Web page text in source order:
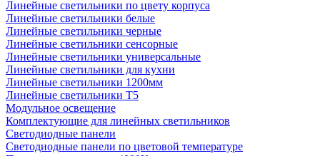
Линейные светильники по цвету корпуса
Линейные светильники белые
Линейные светильники черные
Линейные светильники сенсорные
Линейные светильники универсальные
Линейные светильники для кухни
Линейные светильники 1200мм
Линейные светильники Т5
Модульное освещение
Комплектующие для линейных светильников
Светодиодные панели
Светодиодные панели по цветовой температуре